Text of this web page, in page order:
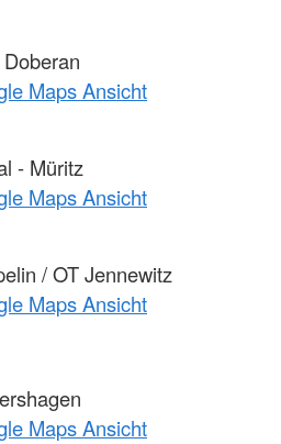
Maps Ansicht
- Müritz
Maps Ansicht
/ OT Jennewitz
Maps Ansicht
Maps Ansicht